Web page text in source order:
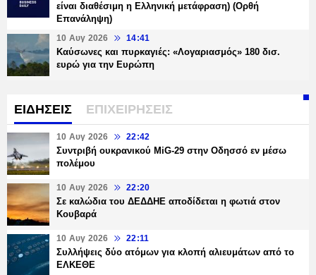
είναι διαθέσιμη η Ελληνική μετάφραση) (Ορθή
Επανάληψη)
10 Αυγ 2026 14:41
Καύσωνες και πυρκαγιές: «Λογαριασμός» 180 δισ.
ευρώ για την Ευρώπη
ΕΙΔΗΣΕΙΣ ΕΠΙΧΕΙΡΗΣΕΙΣ
10 Αυγ 2026 22:42
Συντριβή ουκρανικού MiG-29 στην Οδησσό εν μέσω
πολέμου
10 Αυγ 2026 22:20
Σε καλώδια του ΔΕΔΔΗΕ αποδίδεται η φωτιά στον
Κουβαρά
10 Αυγ 2026 22:11
Συλλήψεις δύο ατόμων για κλοπή αλιευμάτων από το
ΕΛΚΕΘΕ